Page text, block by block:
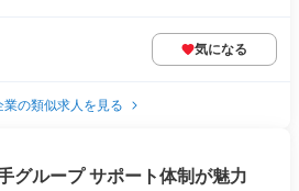
気になる
業の類似求人を見る
グループ サポート体制が魅力